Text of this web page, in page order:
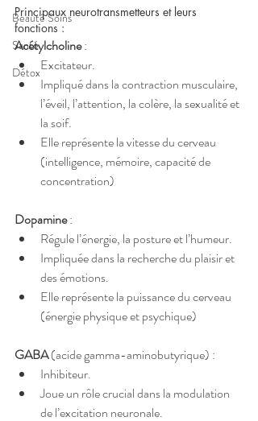
Beauté Soins
Santé
Détox
Principaux neurotransmetteurs et leurs
fonctions :
Acétylcholine :
Excitateur.
Impliqué dans la contraction musculaire,
l’éveil, l’attention, la colère, la sexualité et
la soif.
Elle représente la vitesse du cerveau
(intelligence, mémoire, capacité de
concentration)
Dopamine :
Régule l’énergie, la posture et l’humeur.
Impliquée dans la recherche du plaisir et
des émotions.
Elle représente la puissance du cerveau
(énergie physique et psychique)
GABA (acide gamma-aminobutyrique) :
Inhibiteur.
Joue un rôle crucial dans la modulation
de l’excitation neuronale.